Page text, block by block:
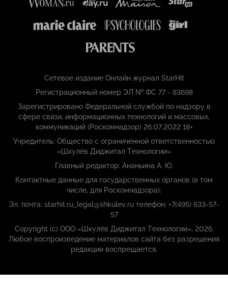
Сетевое издание Онлайн журнал StarHit
Регистрационный номер ЭЛ № ФС 77 - 83698
Зарегистрировано Федеральной службой по надзору в
сфере связи, информационных технологий и массовых,
коммуникаций (Роскомнадзор) 26.07.2022 18+
Учредитель: Общество с ограниченной ответственностью
«Шкулёв Диджитал Технологии»
Главный редактор: Ананьина А. Ю.
Контактные данные для государственных органов (в том
числе, для Роскомнадзора):
Эл. почта: starhit.ru_legal@shkulev.ru телефон: +7(495) 633-57-
57
Copyright (с) ООО «Шкулёв Диджитал Технологии», 2026.
Любое воспроизведение материалов сайта без разрешения
редакции воспрещается.